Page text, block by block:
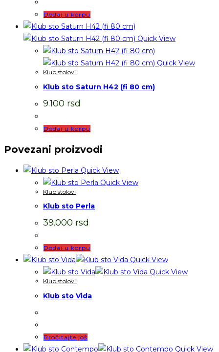
Dodaj u korpu
Quick View
Quick View
Klub stolovi
Klub sto Saturn H42 (fi 80 cm)
9.100 rsd
Dodaj u korpu
Povezani proizvodi
Quick View
Quick View
Klub stolovi
Klub sto Perla
39.000 rsd
Dodaj u korpu
Quick View
Quick View
Klub stolovi
Klub sto Vida
Pročitajte još
Quick View